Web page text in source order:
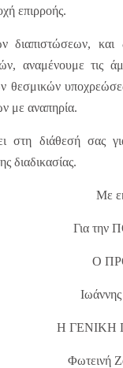
επιρροής.
διαπιστώσεων, και
αναμένουμε τις
θεσμικών
με αναπηρία.
στη διάθεσή σας
διαδικασίας.
Με
Για την
Ο
Η ΓΕΝΙΚΗ
Φωτεινή